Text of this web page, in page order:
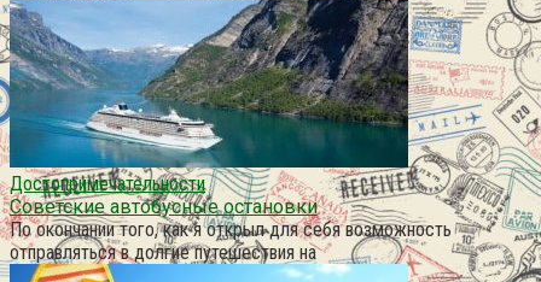
Достопримечательности
Советские автобусные остановки
По окончании того, как я открыл для себя возможность
отправляться в долгие путешествия на